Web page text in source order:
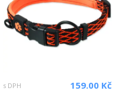
s DPH 159.00 Kč